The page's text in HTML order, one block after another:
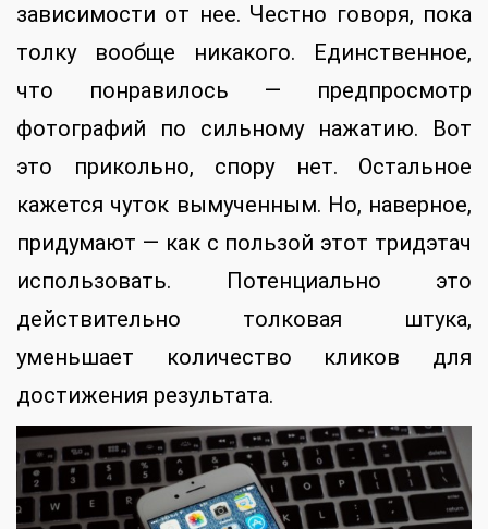
зависимости от нее. Честно говоря, пока
толку вообще никакого. Единственное,
что понравилось — предпросмотр
фотографий по сильному нажатию. Вот
это прикольно, спору нет. Остальное
кажется чуток вымученным. Но, наверное,
придумают — как с пользой этот тридэтач
использовать. Потенциально это
действительно толковая штука,
уменьшает количество кликов для
достижения результата.